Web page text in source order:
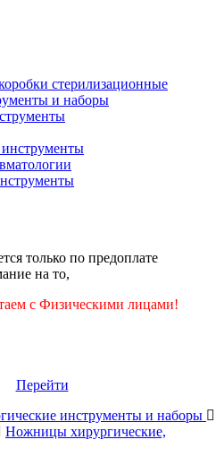
стерилизационные
и наборы
только по предоплате
на то,
с Физическими лицами!
Перейти
инструменты и наборы
Ножницы хирургические,